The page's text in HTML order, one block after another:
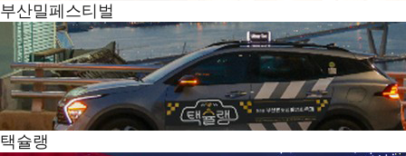
부산밀페스티벌
택슐랭